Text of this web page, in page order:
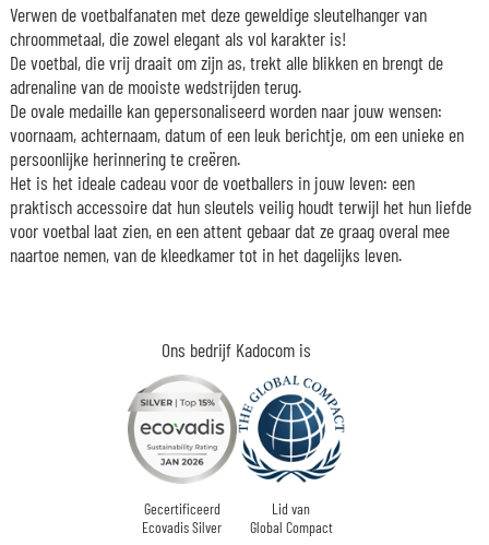
Ons bedrijf Kadocom is
Gecertificeerd
Ecovadis Silver
Lid van
Global Compact
Verwen de voetbalfanaten met deze geweldige sleutelhanger van
chroommetaal, die zowel elegant als vol karakter is!
De voetbal, die vrij draait om zijn as, trekt alle blikken en brengt de
adrenaline van de mooiste wedstrijden terug.
De ovale medaille kan gepersonaliseerd worden naar jouw wensen:
voornaam, achternaam, datum of een leuk berichtje, om een unieke en
persoonlijke herinnering te creëren.
Het is het ideale cadeau voor de voetballers in jouw leven: een
praktisch accessoire dat hun sleutels veilig houdt terwijl het hun liefde
voor voetbal laat zien, en een attent gebaar dat ze graag overal mee
naartoe nemen, van de kleedkamer tot in het dagelijks leven.